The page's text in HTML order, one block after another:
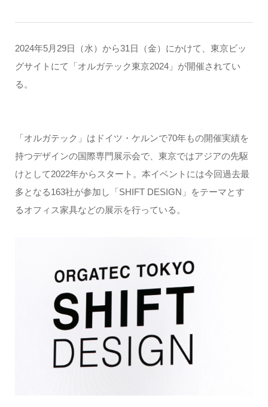
2024年5月29日（水）から31日（金）にかけて、東京ビッ
グサイトにて「オルガテック東京2024」が開催されてい
る。
「オルガテック」はドイツ・ケルンで70年もの開催実績を
持つデザインの国際専門展示会で、東京ではアジアの先駆
けとして2022年からスタート。本イベントには今回過去最
多となる163社が参加し「SHIFT DESIGN」をテーマとす
るオフィス家具などの展示を行っている。